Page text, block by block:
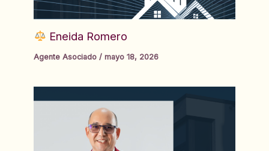
Eneida Romero
Agente Asociado /mayo 18, 2026